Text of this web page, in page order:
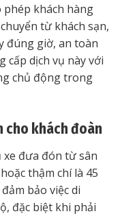
phép khách hàng
từ khách sạn,
đúng giờ, an toàn
cấp dịch vụ này với
chủ động trong
cho khách đoàn
xe đưa đón từ sân
thậm chí là 45
bảo việc di
đặc biệt khi phải